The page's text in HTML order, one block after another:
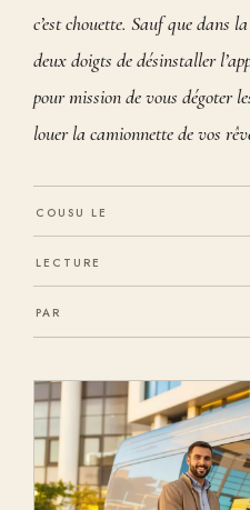
c’est chouette. Sauf que dans
deux doigts de désinstaller
pour mission de vous dégoter
louer la camionnette de vos
COUSU LE
LECTURE
PAR